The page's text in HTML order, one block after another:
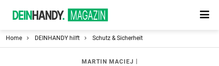
Home DEINHANDY hilft Schutz & Sicherheit
MARTIN MACIEJ